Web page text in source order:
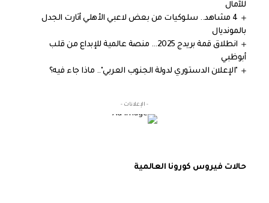
للآمال
4 مشاهد.. سلوكيات من بعض لاعبي الأهلي أثارت الجدل
بالمونديال
انطلاق قمة بريدج 2025… منصة عالمية للإبداع من قلب
أبوظبي
"الإعلان الدستوري لدولة الجنوب العربي".. ماذا جاء فيه؟
- الإعلانات -
حالات فيروس كورونا العالمية